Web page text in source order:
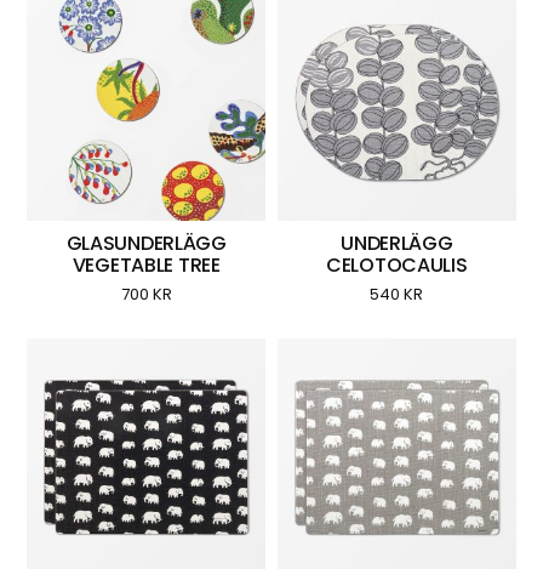
GLASUNDERLÄGG
VEGETABLE TREE
700 KR
UNDERLÄGG
CELOTOCAULIS
540KR